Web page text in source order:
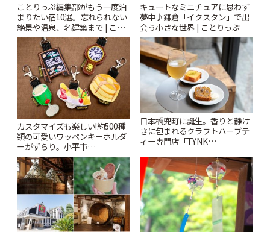
ことりっぷ編集部がもう一度泊
まりたい宿10選。忘れられない
絶景や温泉、名建築まで | こと
りっぷ
キュートなミニチュアに思わず
夢中♪鎌倉「イクスタン」で出
会う小さな世界 | ことりっぷ
カスタマイズも楽しい!約500種
類の可愛いワッペンキーホルダ
ーがずらり。小平市
「Kimamaya T&K」 | ことりっ
ぷ
日本橋兜町に誕生。香りと静け
さに包まれるクラフトハーブテ
ィー専門店「TYNK